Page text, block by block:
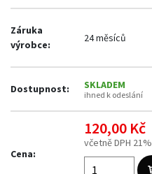
Záruka
výrobce:
24 měsíců
Dostupnost: SKLADEM
ihned k odeslání
Cena:
120,00 Kč
včetně DPH 21%